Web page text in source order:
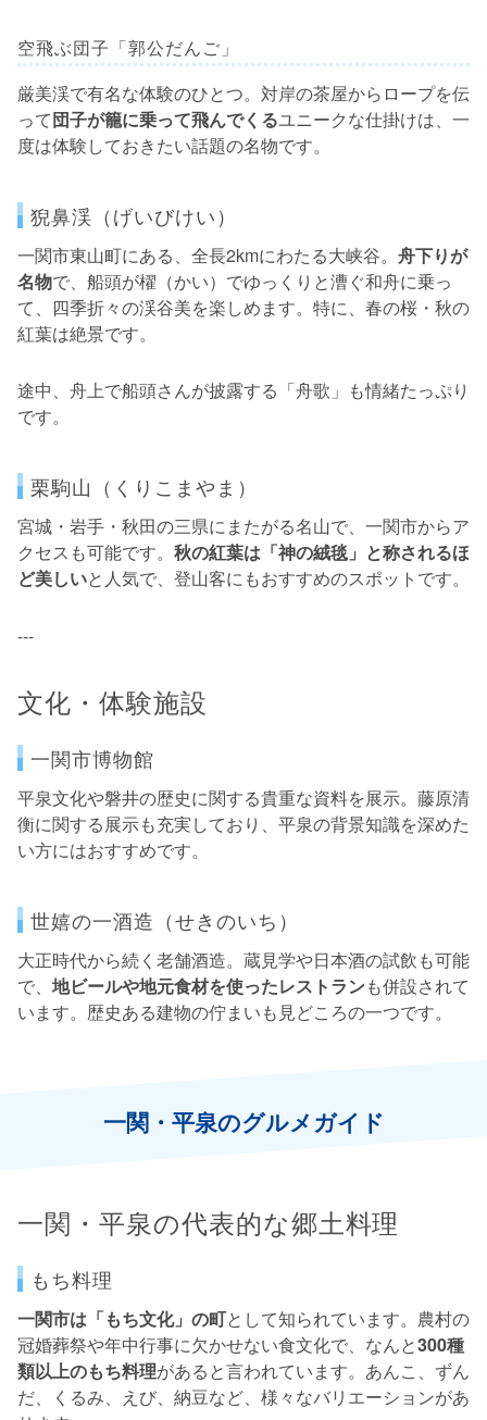
空飛ぶ団子「郭公だんご」
厳美渓で有名な体験のひとつ。対岸の茶屋からロープを伝
って団子が籠に乗って飛んでくるユニークな仕掛けは、一
度は体験しておきたい話題の名物です。
猊鼻渓（げいびけい）
一関市東山町にある、全長2kmにわたる大峡谷。 舟下りが
名物で、船頭が櫂（かい）でゆっくりと漕ぐ和舟に乗っ
て、四季折々の渓谷美を楽しめます。特に、春の桜・秋の
紅葉は絶景です。
途中、舟上で船頭さんが披露する「舟歌」も情緒たっぷり
です。
栗駒山（くりこまやま）
宮城・岩手・秋田の三県にまたがる名山で、一関市からア
クセスも可能です。 秋の紅葉は「神の絨毯」と称されるほ
ど美しいと人気で、登山客にもおすすめのスポットです。
---
文化・体験施設
一関市博物館
平泉文化や磐井の歴史に関する貴重な資料を展示。藤原清
衡に関する展示も充実しており、平泉の背景知識を深めた
い方にはおすすめです。
世嬉の一酒造（せきのいち）
大正時代から続く老舗酒造。蔵見学や日本酒の試飲も可能
で、 地ビールや地元食材を使ったレストランも併設されて
います。歴史ある建物の佇まいも見どころの一つです。
一関・平泉のグルメガイド
一関・平泉の代表的な郷土料理
もち料理
一関市は「もち文化」の町として知られています。農村の
冠婚葬祭や年中行事に欠かせない食文化で、なんと300種
類以上のもち料理があると言われています。あんこ、ずん
だ、くるみ、えび、納豆など、様々なバリエーションがあ